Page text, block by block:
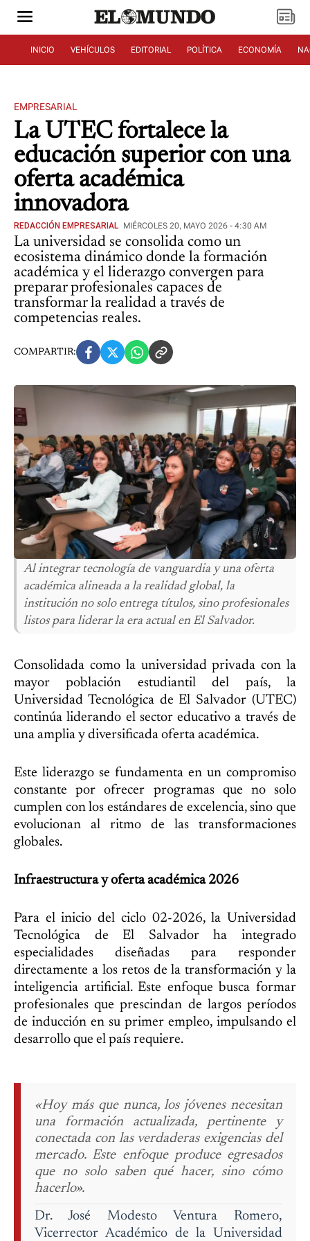
INICIO VEHÍCULOS EDITORIAL POLÍTICA ECONOMÍA
EMPRESARIAL
La UTEC fortalece la
educación superior con una
oferta académica
innovadora
REDACCIÓN EMPRESARIAL MIÉRCOLES 20, MAYO 2026 - 4:30 AM
La universidad se consolida como un
ecosistema dinámico donde la formación
académica y el liderazgo convergen para
preparar profesionales capaces de
transformar la realidad a través de
competencias reales.
COMPARTIR:
Al integrar tecnología de vanguardia y una oferta
académica alineada a la realidad global, la
institución no solo entrega títulos, sino profesionales
listos para liderar la era actual en El Salvador.
Consolidada como la universidad privada con la
mayor población estudiantil del país, la
Universidad Tecnológica de El Salvador (UTEC)
continúa liderando el sector educativo a través de
una amplia y diversificada oferta académica.
Este liderazgo se fundamenta en un compromiso
constante por ofrecer programas que no solo
cumplen con los estándares de excelencia, sino que
evolucionan al ritmo de las transformaciones
globales.
Infraestructura y oferta académica 2026
Para el inicio del ciclo 02-2026, la Universidad
Tecnológica de El Salvador ha integrado
especialidades diseñadas para responder
directamente a los retos de la transformación y la
inteligencia artificial. Este enfoque busca formar
profesionales que prescindan de largos períodos
de inducción en su primer empleo, impulsando el
desarrollo que el país requiere.
«Hoy más que nunca, los jóvenes necesitan
una formación actualizada, pertinente y
conectada con las verdaderas exigencias del
mercado. Este enfoque produce egresados
que no solo saben qué hacer, sino cómo
hacerlo».
Dr. José Modesto Ventura Romero,
Vicerrector Académico de la Universidad